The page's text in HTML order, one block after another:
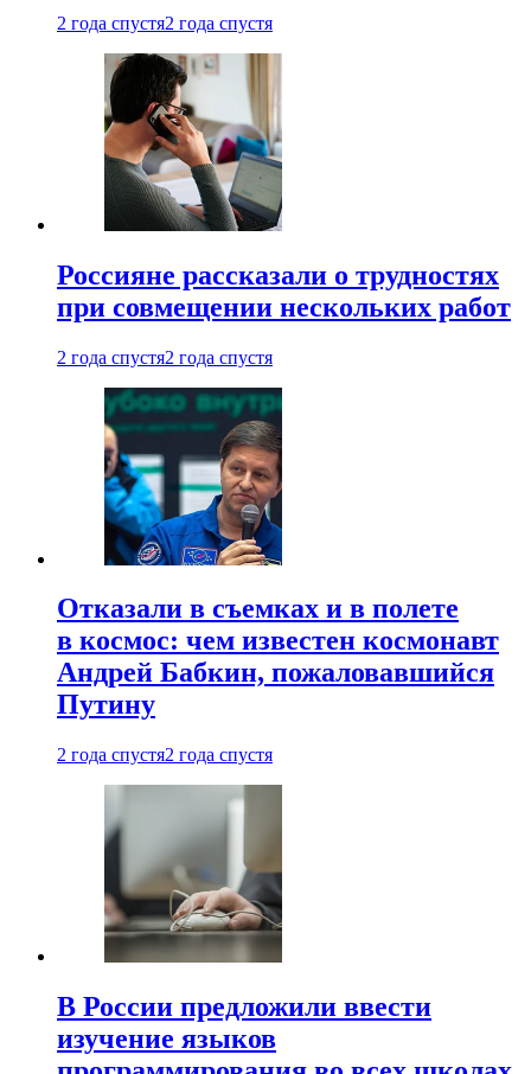
2 года спустя2 года спустя
Россияне рассказали о трудностях
при совмещении нескольких работ
2 года спустя2 года спустя
Отказали в съемках и в полете
в космос: чем известен космонавт
Андрей Бабкин, пожаловавшийся
Путину
2 года спустя2 года спустя
В России предложили ввести
изучение языков